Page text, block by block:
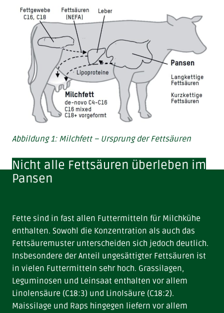
Abbildung 1: Milchfett – Ursprung der Fettsäuren
Nicht alle Fettsäuren überleben im
Pansen
Fette sind in fast allen Futtermitteln für Milchkühe
enthalten. Sowohl die Konzentration als auch das
Fettsäuremuster unterscheiden sich jedoch deutlich.
Insbesondere der Anteil ungesättigter Fettsäuren ist
in vielen Futtermitteln sehr hoch. Grassilagen,
Leguminosen und Leinsaat enthalten vor allem
Linolensäure (C18:3) und Linolsäure (C18:2).
Maissilage und Raps hingegen liefern vor allem